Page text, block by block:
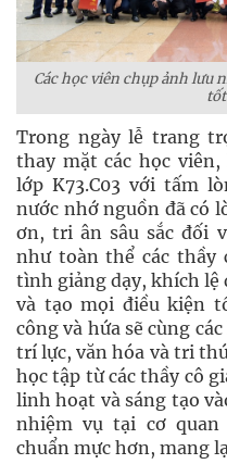
Các học viên chụp ảnh lưu
Trong ngày lễ trang
thay mặt các học
lớp K73.C03 với tấm
nước nhớ nguồn đã có
ơn, tri ân sâu sắc đối
như toàn thể các thầy
tình giảng dạy, khích lệ
và tạo mọi điều kiện
công và hứa sẽ cùng
trí lực, văn hóa và tri
học tập từ các thầy cô
linh hoạt và sáng tạo
nhiệm vụ tại cơ
chuẩn mực hơn, mang